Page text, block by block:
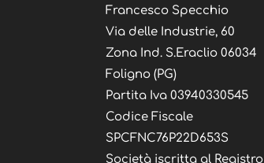
Francesco Specchio
Via delle Industrie, 60
Zona Ind. S.Eraclio 06034
Foligno (PG)
Partita Iva 03940330545
Codice Fiscale
SPCFNC76P22D653S
Società iscritta al Registro